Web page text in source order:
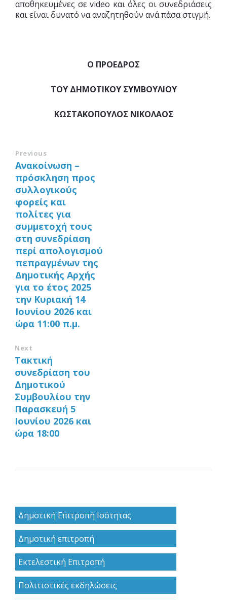
αποθηκευμένες σε video και όλες οι συνεδριάσεις
και είναι δυνατό να αναζητηθούν ανά πάσα στιγμή.
Ο ΠΡΟΕΔΡΟΣ
ΤΟΥ ΔΗΜΟΤΙΚΟΥ ΣΥΜΒΟΥΛΙΟΥ
ΚΩΣΤΑΚΟΠΟΥΛΟΣ ΝΙΚΟΛΑΟΣ
Previous
Ανακοίνωση –
πρόσκληση προς
συλλογικούς
φορείς και
πολίτες για
συμμετοχή τους
στη συνεδρίαση
περί απολογισμού
πεπραγμένων της
Δημοτικής Αρχής
για το έτος 2025
την Κυριακή 14
Ιουνίου 2026 και
ώρα 11:00 π.μ.
Next
Τακτική
συνεδρίαση του
Δημοτικού
Συμβουλίου την
Παρασκευή 5
Ιουνίου 2026 και
ώρα 18:00
Δημοτική Επιτροπή Ισότητας
Δημοτική επιτροπή
Εκτελεστική Επιτροπή
Πολιτιστικές εκδηλώσεις